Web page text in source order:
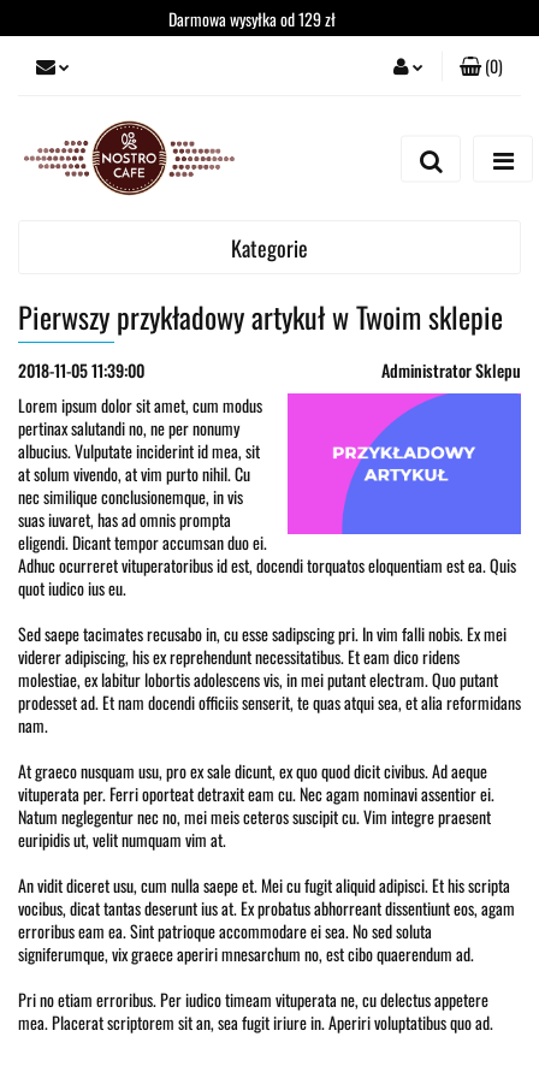
Darmowa wysyłka od 129 zł
Zarejestruj się
(0)
Kategorie
Pierwszy przykładowy artykuł w Twoim sklepie
2018-11-05 11:39:00
Administrator Sklepu
Lorem ipsum dolor sit amet, cum modus
pertinax salutandi no, ne per nonumy
albucius. Vulputate inciderint id mea, sit
at solum vivendo, at vim purto nihil. Cu
nec similique conclusionemque, in vis
suas iuvaret, has ad omnis prompta
eligendi. Dicant tempor accumsan duo ei.
Adhuc ocurreret vituperatoribus id est, docendi torquatos eloquentiam est ea. Quis
quot iudico ius eu.
Sed saepe tacimates recusabo in, cu esse sadipscing pri. In vim falli nobis. Ex mei
viderer adipiscing, his ex reprehendunt necessitatibus. Et eam dico ridens
molestiae, ex labitur lobortis adolescens vis, in mei putant electram. Quo putant
prodesset ad. Et nam docendi officiis senserit, te quas atqui sea, et alia reformidans
nam.
At graeco nusquam usu, pro ex sale dicunt, ex quo quod dicit civibus. Ad aeque
vituperata per. Ferri oporteat detraxit eam cu. Nec agam nominavi assentior ei.
Natum neglegentur nec no, mei meis ceteros suscipit cu. Vim integre praesent
euripidis ut, velit numquam vim at.
An vidit diceret usu, cum nulla saepe et. Mei cu fugit aliquid adipisci. Et his scripta
vocibus, dicat tantas deserunt ius at. Ex probatus abhorreant dissentiunt eos, agam
erroribus eam ea. Sint patrioque accommodare ei sea. No sed soluta
signiferumque, vix graece aperiri mnesarchum no, est cibo quaerendum ad.
Pri no etiam erroribus. Per iudico timeam vituperata ne, cu delectus appetere
mea. Placerat scriptorem sit an, sea fugit iriure in. Aperiri voluptatibus quo ad.